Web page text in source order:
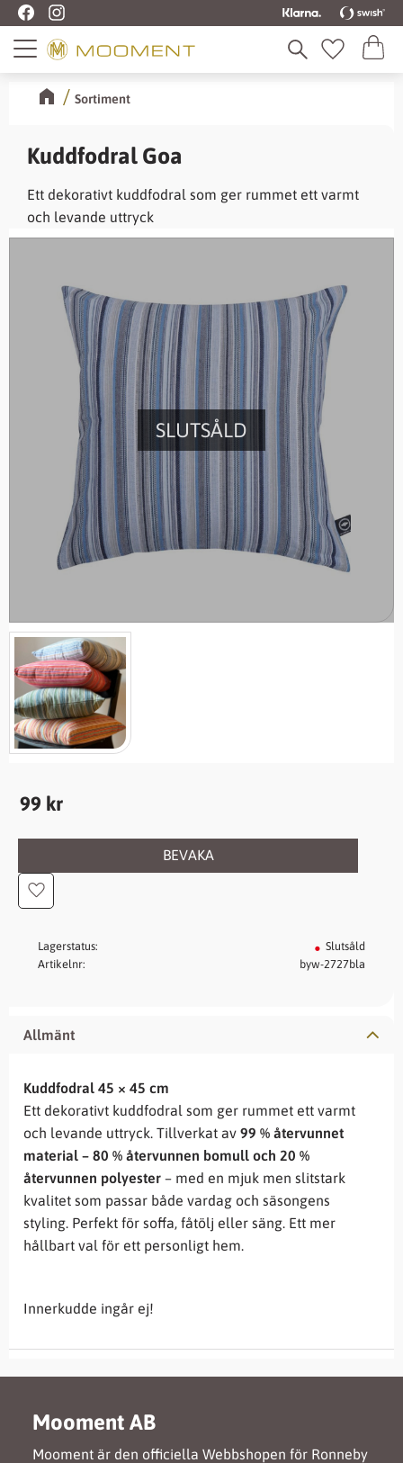
Meny Favoriter
Sortiment
Kuddfodral Goa
Ett dekorativt kuddfodral som ger rummet ett varmt
och levande uttryck
SLUTSÅLD
99 kr
Lägg till i favoriter
BEVAKA
Lagerstatus
Slutsåld
Artikelnr
byw-2727bla
Allmänt
Kuddfodral 45 × 45 cm
Ett dekorativt kuddfodral som ger rummet ett varmt
och levande uttryck. Tillverkat av 99 % återvunnet
material – 80 % återvunnen bomull och 20 %
återvunnen polyester – med en mjuk men slitstark
kvalitet som passar både vardag och säsongens
styling. Perfekt för soffa, fåtölj eller säng. Ett mer
hållbart val för ett personligt hem.
Innerkudde ingår ej!
Mooment AB
Mooment är den officiella Webbshopen för Ronneby